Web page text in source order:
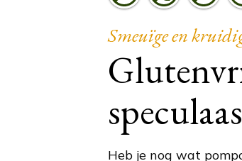
Smeuïge en
Heb je nog wat